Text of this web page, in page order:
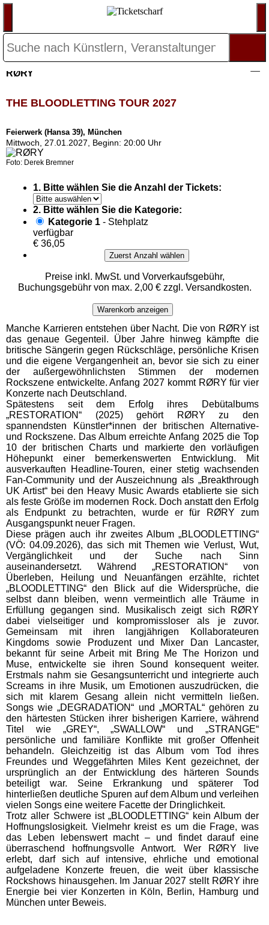
RØRY
THE BLOODLETTING TOUR 2027
Feierwerk (Hansa 39), München
Mittwoch, 27.01.2027, Beginn: 20:00 Uhr
Foto: Derek Bremner
1. Bitte wählen Sie die Anzahl der Tickets:
2. Bitte wählen Sie die Kategorie:
Kategorie 1 - Stehplatz
verfügbar
€ 36,05
Zuerst Anzahl wählen
Preise inkl. MwSt. und Vorverkaufsgebühr,
Buchungsgebühr von max. 2,00 € zzgl. Versandkosten.
Warenkorb anzeigen
Manche Karrieren entstehen über Nacht. Die von RØRY ist
das genaue Gegenteil. Über Jahre hinweg kämpfte die
britische Sängerin gegen Rückschläge, persönliche Krisen
und die eigene Vergangenheit an, bevor sie sich zu einer
der außergewöhnlichsten Stimmen der modernen
Rockszene entwickelte. Anfang 2027 kommt RØRY für vier
Konzerte nach Deutschland.
Spätestens seit dem Erfolg ihres Debütalbums
„RESTORATION“ (2025) gehört RØRY zu den
spannendsten Künstler*innen der britischen Alternative-
und Rockszene. Das Album erreichte Anfang 2025 die Top
10 der britischen Charts und markierte den vorläufigen
Höhepunkt einer bemerkenswerten Entwicklung. Mit
ausverkauften Headline-Touren, einer stetig wachsenden
Fan-Community und der Auszeichnung als „Breakthrough
UK Artist“ bei den Heavy Music Awards etablierte sie sich
als feste Größe im modernen Rock. Doch anstatt den Erfolg
als Endpunkt zu betrachten, wurde er für RØRY zum
Ausgangspunkt neuer Fragen.
Diese prägen auch ihr zweites Album „BLOODLETTING“
(VÖ: 04.09.2026), das sich mit Themen wie Verlust, Wut,
Vergänglichkeit und der Suche nach Sinn
auseinandersetzt. Während „RESTORATION“ von
Überleben, Heilung und Neuanfängen erzählte, richtet
„BLOODLETTING“ den Blick auf die Widersprüche, die
selbst dann bleiben, wenn vermeintlich alle Träume in
Erfüllung gegangen sind. Musikalisch zeigt sich RØRY
dabei vielseitiger und kompromissloser als je zuvor.
Gemeinsam mit ihren langjährigen Kollaborateuren
Kingdoms sowie Produzent und Mixer Dan Lancaster,
bekannt für seine Arbeit mit Bring Me The Horizon und
Muse, entwickelte sie ihren Sound konsequent weiter.
Erstmals nahm sie Gesangsunterricht und integrierte auch
Screams in ihre Musik, um Emotionen auszudrücken, die
sich mit klarem Gesang allein nicht vermitteln ließen.
Songs wie „DEGRADATION“ und „MORTAL“ gehören zu
den härtesten Stücken ihrer bisherigen Karriere, während
Titel wie „GREY“, „SWALLOW“ und „STRANGE“
persönliche und familiäre Konflikte mit großer Offenheit
behandeln. Gleichzeitig ist das Album vom Tod ihres
Freundes und Weggefährten Miles Kent gezeichnet, der
ursprünglich an der Entwicklung des härteren Sounds
beteiligt war. Seine Erkrankung und späterer Tod
hinterließen deutliche Spuren auf dem Album und verleihen
vielen Songs eine weitere Facette der Dringlichkeit.
Trotz aller Schwere ist „BLOODLETTING“ kein Album der
Hoffnungslosigkeit. Vielmehr kreist es um die Frage, was
das Leben lebenswert macht – und findet darauf eine
überraschend hoffnungsvolle Antwort. Wer RØRY live
erlebt, darf sich auf intensive, ehrliche und emotional
aufgeladene Konzerte freuen, die weit über klassische
Rockshows hinausgehen. Im Januar 2027 stellt RØRY ihre
Energie bei vier Konzerten in Köln, Berlin, Hamburg und
München unter Beweis.